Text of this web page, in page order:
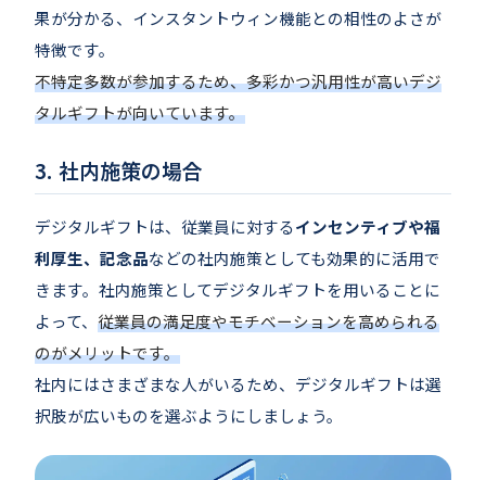
果が分かる、インスタントウィン機能との相性のよさが
特徴です。
不特定多数が参加するため、多彩かつ汎用性が高いデジ
タルギフトが向いています。
社内施策の場合
デジタルギフトは、従業員に対するインセンティブや福
利厚生、記念品などの社内施策としても効果的に活用で
きます。社内施策としてデジタルギフトを用いることに
よって、 従業員の満足度やモチベーションを高められる
のがメリットです。
社内にはさまざまな人がいるため、デジタルギフトは選
択肢が広いものを選ぶようにしましょう。